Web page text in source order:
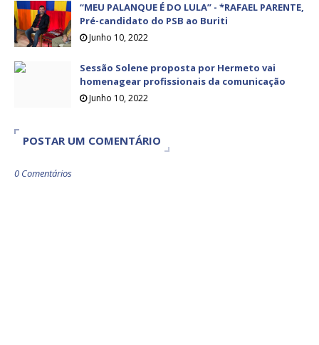
“MEU PALANQUE É DO LULA” - *RAFAEL PARENTE,
Pré-candidato do PSB ao Buriti
Junho 10, 2022
Sessão Solene proposta por Hermeto vai
homenagear profissionais da comunicação
Junho 10, 2022
POSTAR UM COMENTÁRIO
0 Comentários